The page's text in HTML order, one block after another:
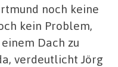
noch keine
kein Problem,
Dach zu
verdeutlicht Jörg